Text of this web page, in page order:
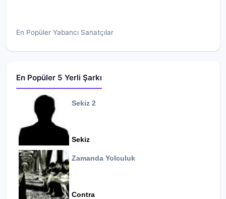
En Popüler Yabancı Sanatçılar
En Popüler 5 Yerli Şarkı
Sekiz 2
Sekiz
Zamanda Yolculuk
Contra